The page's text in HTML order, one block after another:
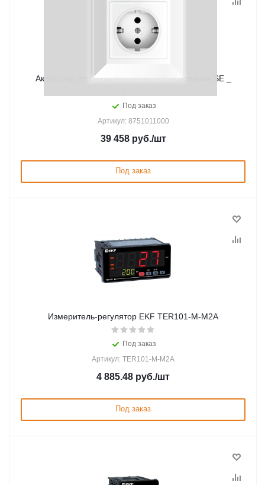
Аксессуар для низковольтного оборудования SE _
Под заказ
Артикул: 8751011000
39 458руб./шт
Под заказ
Измеритель-регулятор EKF TER101-M-M2A
Под заказ
Артикул: TER101-M-M2A
4 885.48 руб./шт
Под заказ